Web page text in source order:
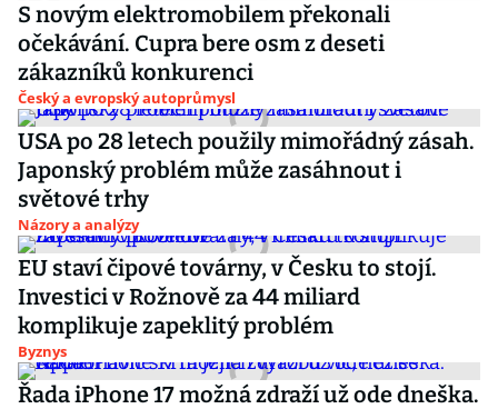
S novým elektromobilem překonali
očekávání. Cupra bere osm z deseti
zákazníků konkurenci
Český a evropský autoprůmysl
USA po 28 letech použily mimořádný zásah.
Japonský problém může zasáhnout i
světové trhy
Názory a analýzy
EU staví čipové továrny, v Česku to stojí.
Investici v Rožnově za 44 miliard
komplikuje zapeklitý problém
Byznys
Řada iPhone 17 možná zdraží už ode dneška.